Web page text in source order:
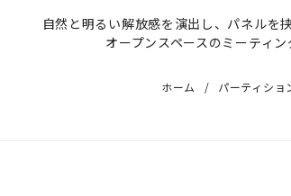
自然と明るい解放感を演出し、パネルを
オープンスペースのミーティ
ホーム パーティショ